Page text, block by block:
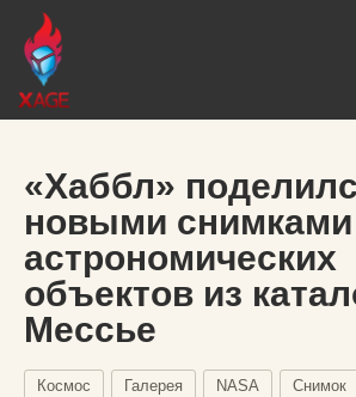
«Хаббл»
новыми снимками
астрономических
объектов из
Мессье
Космос Галерея NASA Снимок